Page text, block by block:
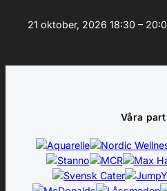
21 oktober, 2026 18:30 –
Våra